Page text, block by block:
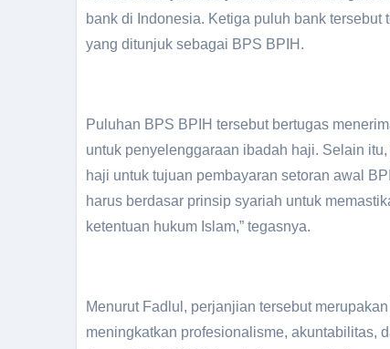
bank di Indonesia. Ketiga puluh bank
yang ditunjuk sebagai BPS BPIH.
Puluhan BPS BPIH tersebut bertugas
untuk penyelenggaraan ibadah haji. Selain
haji untuk tujuan pembayaran setoran awal
harus berdasar prinsip syariah untuk
ketentuan hukum Islam,” tegasnya.
Menurut Fadlul, perjanjian tersebut
meningkatkan profesionalisme, akuntabilitas,